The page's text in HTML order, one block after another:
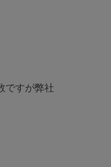
ですが弊社